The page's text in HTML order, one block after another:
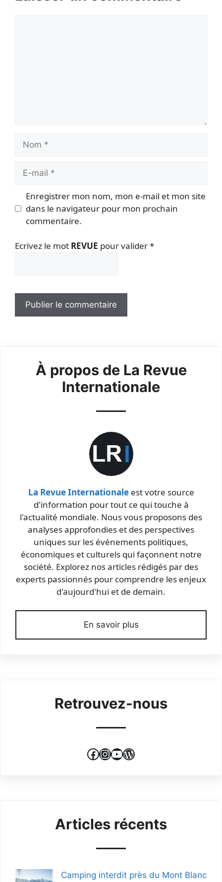
mail
Enregistrer mon nom, mon e-mail et mon site
dans le navigateur pour mon prochain
commentaire.
Ecrivez le mot REVUE pour valider*
À propos de La Revue
Internationale
La Revue Internationaleest votre source
d'information pour tout ce qui touche à
l'actualité mondiale. Nous vous proposons des
analyses approfondies et des perspectives
uniques sur les événements politiques,
économiques et culturels qui façonnent notre
société. Explorez nos articles rédigés par des
experts passionnés pour comprendre les enjeux
d'aujourd'hui et de demain.
En savoir plus
Retrouvez-nous
Facebook
Instagram
YouTube
WordPress
Articles récents
Camping interdit près du Mont Blanc